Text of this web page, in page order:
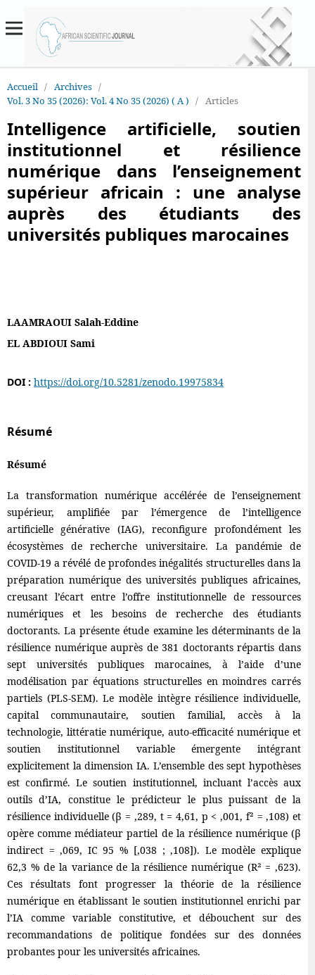
Accueil / Archives /
Vol. 3 No 35 (2026): Vol. 4 No 35 (2026) ( A ) / Articles
Intelligence artificielle, soutien
institutionnel et résilience
numérique dans l’enseignement
supérieur africain : une analyse
auprès des étudiants des
universités publiques marocaines
LAAMRAOUI Salah-Eddine
EL ABDIOUI Sami
DOI : https://doi.org/10.5281/zenodo.19975834
Résumé
Résumé
La transformation numérique accélérée de l’enseignement
supérieur, amplifiée par l’émergence de l’intelligence
artificielle générative (IAG), reconfigure profondément les
écosystèmes de recherche universitaire. La pandémie de
COVID-19 a révélé de profondes inégalités structurelles dans la
préparation numérique des universités publiques africaines,
creusant l’écart entre l’offre institutionnelle de ressources
numériques et les besoins de recherche des étudiants
doctorants. La présente étude examine les déterminants de la
résilience numérique auprès de 381 doctorants répartis dans
sept universités publiques marocaines, à l’aide d’une
modélisation par équations structurelles en moindres carrés
partiels (PLS-SEM). Le modèle intègre résilience individuelle,
capital communautaire, soutien familial, accès à la
technologie, littératie numérique, auto-efficacité numérique et
soutien institutionnel variable émergente intégrant
explicitement la dimension IA. L’ensemble des sept hypothèses
est confirmé. Le soutien institutionnel, incluant l’accès aux
outils d’IA, constitue le prédicteur le plus puissant de la
résilience individuelle (β = ,289, t = 4,61, p < ,001, f² = ,108) et
opère comme médiateur partiel de la résilience numérique (β
indirect = ,069, IC 95 % [,038 ; ,108]). Le modèle explique
62,3 % de la variance de la résilience numérique (R² = ,623).
Ces résultats font progresser la théorie de la résilience
numérique en établissant le soutien institutionnel enrichi par
l’IA comme variable constitutive, et débouchent sur des
recommandations de politique fondées sur des données
probantes pour les universités africaines.